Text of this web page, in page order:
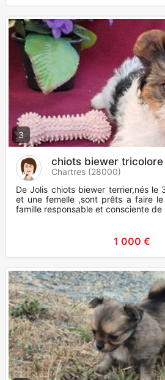
3
chiots biewer tricolore
Chartres (28000)
De Jolis chiots biewer terrier,nés le
et une femelle ,sont prêts a faire
famille responsable et consciente de
1 000 €